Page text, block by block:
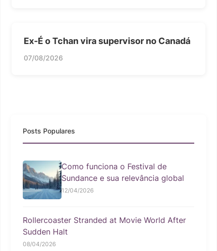
Ex-É o Tchan vira supervisor no Canadá
07/08/2026
Posts Populares
Como funciona o Festival de
Sundance e sua relevância global
12/04/2026
Rollercoaster Stranded at Movie World After
Sudden Halt
08/04/2026